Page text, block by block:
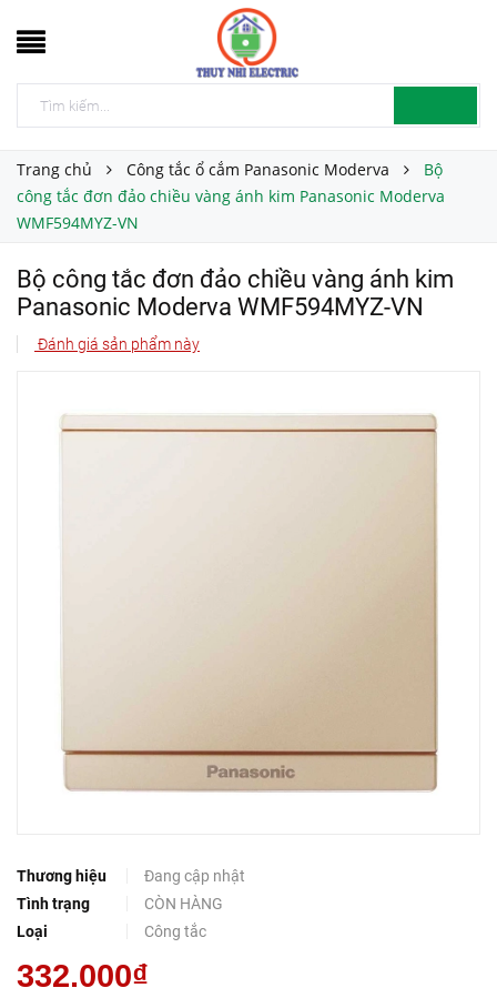
Trang chủ Công tắc ổ cắm Panasonic Moderva
Bộ
công tắc đơn đảo chiều vàng ánh kim Panasonic Moderva
WMF594MYZ-VN
Bộ công tắc đơn đảo chiều vàng ánh kim
Panasonic Moderva WMF594MYZ-VN
Đánh giá sản phẩm này
Thương hiệu
Đang cập nhật
Tình trạng
CÒN HÀNG
Loại
Công tắc
332.000₫